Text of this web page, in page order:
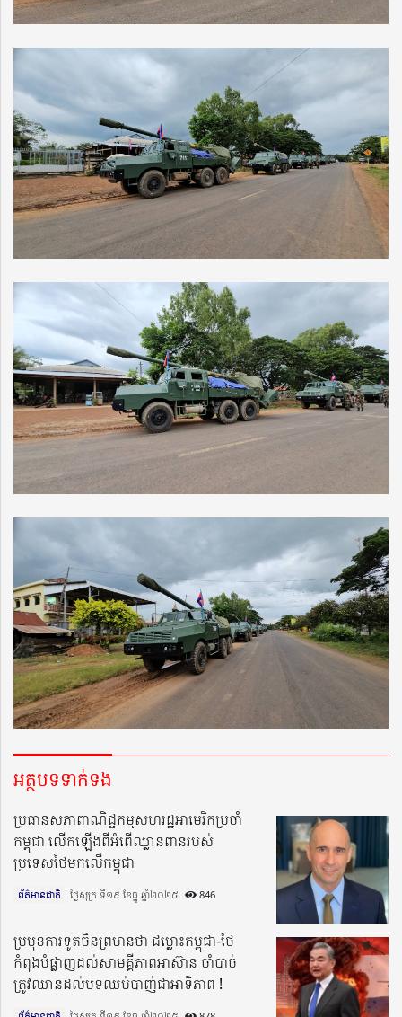
អត្ថបទទាក់ទង
ប្រធានសភាពាណិជ្ជកម្មសហរដ្ឋអាមេរិកប្រចាំ
កម្ពុជា លើកឡើងពីអំពើឈ្លានពានរបស់
ប្រទេសថៃមកលើកម្ពុជា
ព័ត៌មានជាតិ ថ្ងៃសុក្រ ទី១៩ ខែធ្នូ ឆ្នាំ២០២៥​ 846
ប្រមុខការទូតចិនព្រមានថា ជម្លោះកម្ពុជា-ថៃ
កំពុងបំផ្លាញដល់សាមគ្គីភាពអាស៊ាន ចាំបាច់
ត្រូវឈានដល់បទឈប់បាញ់ជាអាទិភាព !